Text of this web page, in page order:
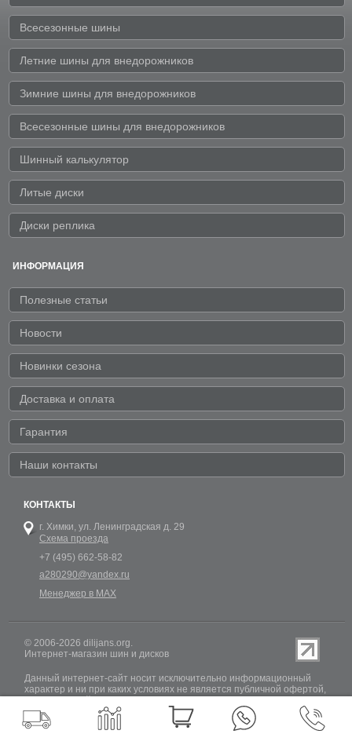
Всесезонные шины
Летние шины для внедорожников
Зимние шины для внедорожников
Всесезонные шины для внедорожников
Шинный калькулятор
Литые диски
Диски реплика
ИНФОРМАЦИЯ
Полезные статьи
Новости
Новинки сезона
Доставка и оплата
Гарантия
Наши контакты
КОНТАКТЫ
г. Химки, ул. Ленинградская д. 29
Схема проезда
+7 (495) 662-58-82
a280290@yandex.ru
Менеджер в MAX
© 2006-2026 dilijans.org.
Интернет-магазин шин и дисков
Данный интернет-сайт носит исключительно информационный
характер и ни при каких условиях не является публичной офертой,
РФ. Обновление информации о наличии шин и дисков на сайте
Dilijans.org производится 24 часа в сутки, но не включает в себя